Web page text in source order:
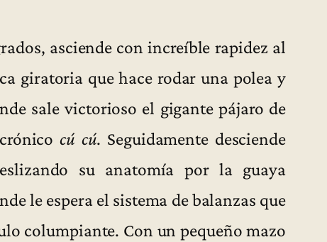
asciende con increíble rapidez al
giratoria que hace rodar una polea y
sale victorioso el gigante pájaro de
cú cú. Seguidamente desciende
su anatomía por la guaya
le espera el sistema de balanzas que
columpiante. Con un pequeño mazo